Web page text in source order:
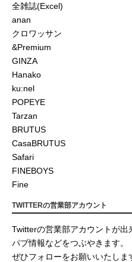
全雑誌(Excel)
anan
クロワッサン
&Premium
GINZA
Hanako
ku:nel
POPEYE
Tarzan
BRUTUS
CasaBRUTUS
Safari
FINEBOYS
Fine
TWITTERの営業部アカウント
Twitterの営業部アカウントが出
パブ情報などをつぶやきます。
ぜひフォローをお願いいたしま